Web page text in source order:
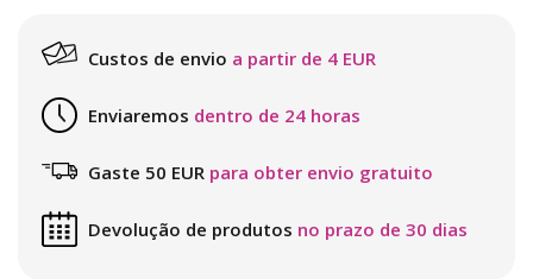
Custos de envio a partir de 4 EUR
Enviaremos dentro de 24 horas
Gaste 50 EUR para obter envio gratuito
Devolução de produtos no prazo de 30 dias